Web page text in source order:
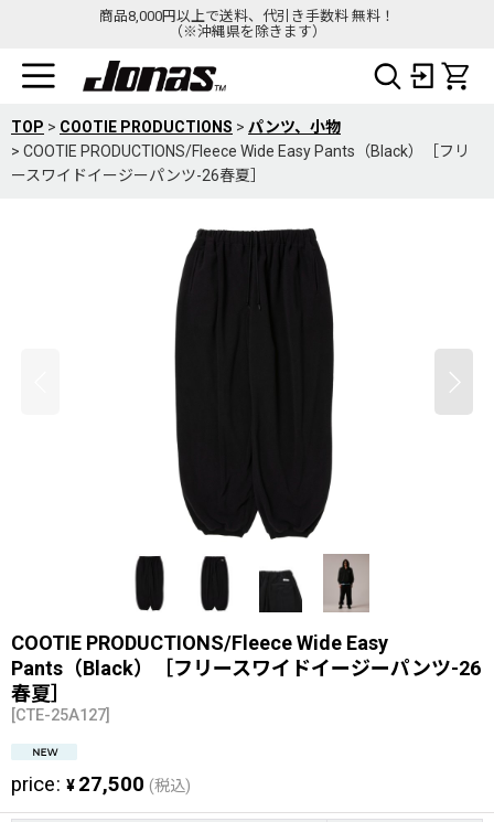
商品8,000円以上で送料、代引き手数料 無料！
（※沖縄県を除きます）
TOP > COOTIE PRODUCTIONS > パンツ、小物
> COOTIE PRODUCTIONS/Fleece Wide Easy Pants（Black）［フリ
ースワイドイージーパンツ-26春夏］
COOTIE PRODUCTIONS/Fleece Wide Easy
Pants（Black）［フリースワイドイージーパンツ-26
春夏］
[CTE-25A127]
price: ¥ 27,500 (税込)